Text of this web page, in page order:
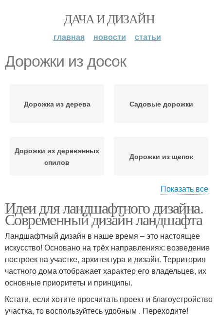
ДАЧА И ДИЗАЙН
главная новости статьи
Дорожки из досок
Дорожка из дерева Садовые дорожки
Дорожки из деревянных
спилов
Дорожки из щепок
Дорожки для дачи Дорожки на даче
Навес из досок
Показать все
Идеи для ландшафтного дизайна.
Современный дизайн ландшафта
Ландшафтный дизайн в наше время – это настоящее
искусство! Основано на трёх направлениях: возведение
построек на участке, архитектура и дизайн. Территория
частного дома отображает характер его владельцев, их
основные приоритеты и принципы.
Кстати, если хотите просчитать проект и благоустройство
участка, то воспользуйтесь удобным . Переходите!